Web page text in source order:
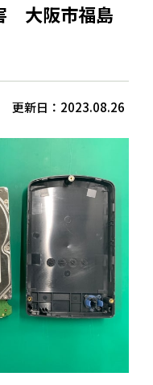
大阪市福島
更新日：2023.08.26